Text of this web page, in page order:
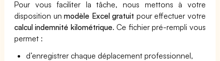
Pour vous faciliter la tâche, nous mettons à votre
disposition unmodèle Excel gratuit pour effectuer votre
calcul indemnité kilométrique. Ce fichier pré-rempli vous
permet :
d’enregistrer chaque déplacement professionnel,